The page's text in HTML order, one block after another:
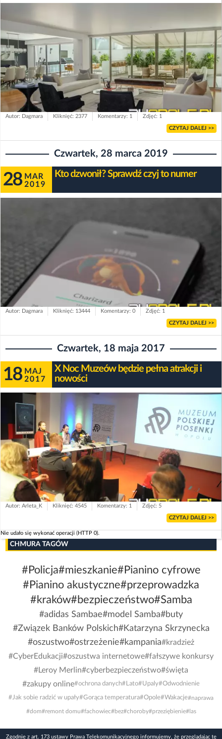
Autor: Dagmara Kliknięć: 2377 Komentarzy: 1 Zdjęć: 1
CZYTAJ DALEJ >>
Czwartek, 28 marca 2019
28 MAR
2019
Kto dzwonił? Sprawdź czyj to numer
Autor: Dagmara Kliknięć: 13444 Komentarzy: 0 Zdjęć: 1
CZYTAJ DALEJ >>
Czwartek, 18 maja 2017
18 MAJ
2017
X Noc Muzeów będzie pełna atrakcji i
nowości
Autor: Arleta_K Kliknięć: 4545 Komentarzy: 1 Zdjęć: 5
CZYTAJ DALEJ >>
Nie udało się wykonać operacji (HTTP 0).
CHMURA TAGÓW
#Policja#mieszkanie#Pianino cyfrowe
#Pianino akustyczne#przeprowadzka
#kraków#bezpieczeństwo#Samba
#adidas Sambae#model Samba#buty
#Związek Banków Polskich#Katarzyna Skrzynecka
#oszustwo#ostrzeżenie#kampania#kradzież
#CyberEdukacji#oszustwa internetowe#fałszywe konkursy
#Leroy Merlin#cyberbezpieczeństwo#święta
#zakupy online#ochrona danych#Lato#Upaly#Odwodnienie
#Jak sobie radzić w upały#Gorąca temperatura#Opole#Wakacje#naprawa
#dom#remont domu#fachowiec#bez#choroby#przeziębienie#las
Zgodnie z art. 173 ustawy Prawa Telekomunikacyjnego informujemy, że przeglądając tę